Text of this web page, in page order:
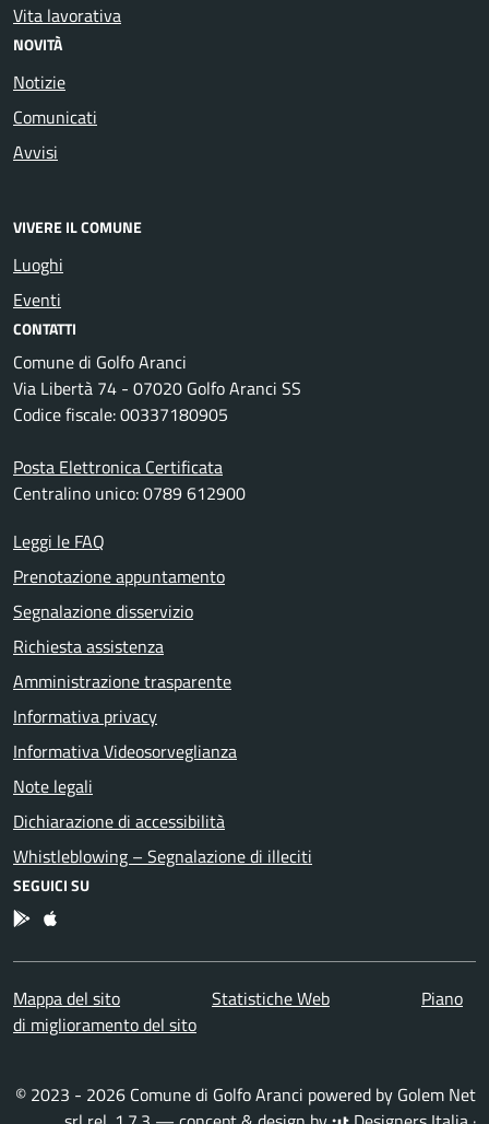
Vita lavorativa
NOVITÀ
Notizie
Comunicati
Avvisi
VIVERE IL COMUNE
Luoghi
Eventi
CONTATTI
Comune di Golfo Aranci
Via Libertà 74 - 07020 Golfo Aranci SS
Codice fiscale: 00337180905
Posta Elettronica Certificata
Centralino unico: 0789 612900
Leggi le FAQ
Prenotazione appuntamento
Segnalazione disservizio
Richiesta assistenza
Amministrazione trasparente
Informativa privacy
Informativa Videosorveglianza
Note legali
Dichiarazione di accessibilità
Whistleblowing – Segnalazione di illeciti
SEGUICI SU
App Android
App IOS
Mappa del sito Statistiche Web
Piano
di miglioramento del sito
© 2023 - 2026 Comune di Golfo Aranci powered by Golem Net